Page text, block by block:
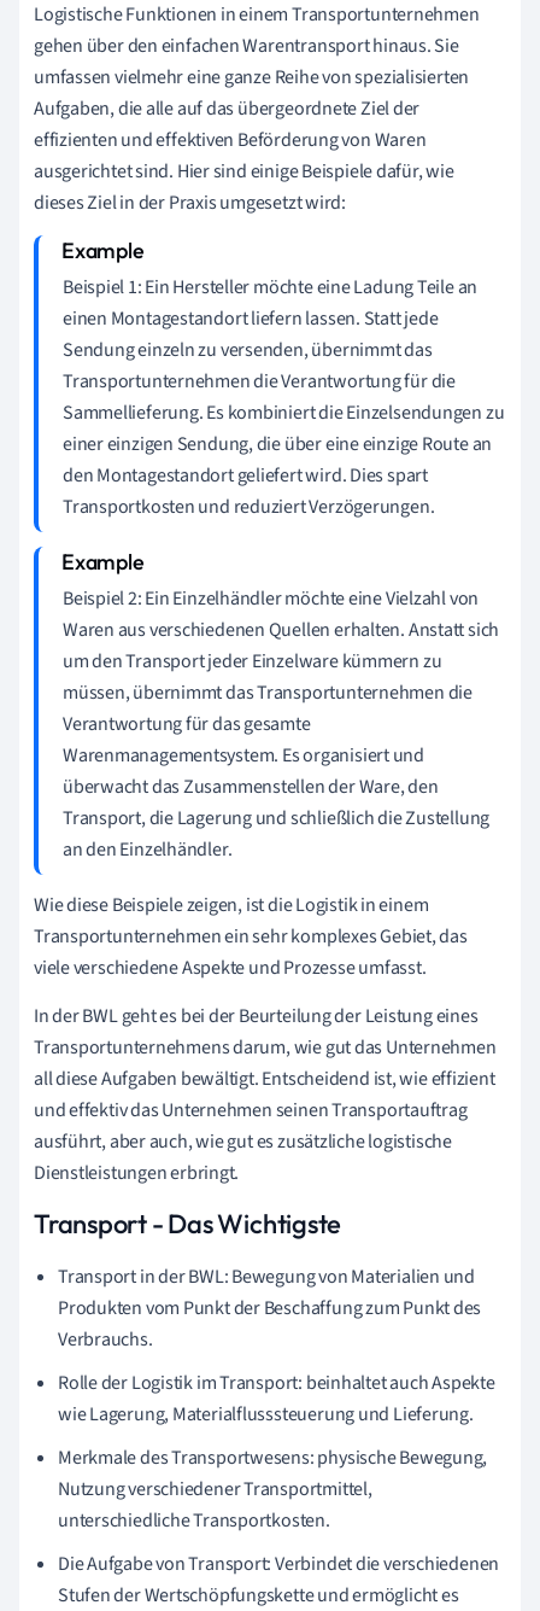
Logistische Funktionen in einem Transportunternehmen
gehen über den einfachen Warentransport hinaus. Sie
umfassen vielmehr eine ganze Reihe von spezialisierten
Aufgaben, die alle auf das übergeordnete Ziel der
effizienten und effektiven Beförderung von Waren
ausgerichtet sind. Hier sind einige Beispiele dafür, wie
dieses Ziel in der Praxis umgesetzt wird:
Beispiel 1: Ein Hersteller möchte eine Ladung Teile an
einen Montagestandort liefern lassen. Statt jede
Sendung einzeln zu versenden, übernimmt das
Transportunternehmen die Verantwortung für die
Sammellieferung. Es kombiniert die Einzelsendungen zu
einer einzigen Sendung, die über eine einzige Route an
den Montagestandort geliefert wird. Dies spart
Transportkosten und reduziert Verzögerungen.
Beispiel 2: Ein Einzelhändler möchte eine Vielzahl von
Waren aus verschiedenen Quellen erhalten. Anstatt sich
um den Transport jeder Einzelware kümmern zu
müssen, übernimmt das Transportunternehmen die
Verantwortung für das gesamte
Warenmanagementsystem. Es organisiert und
überwacht das Zusammenstellen der Ware, den
Transport, die Lagerung und schließlich die Zustellung
an den Einzelhändler.
Wie diese Beispiele zeigen, ist die Logistik in einem
Transportunternehmen ein sehr komplexes Gebiet, das
viele verschiedene Aspekte und Prozesse umfasst.
In der BWL geht es bei der Beurteilung der Leistung eines
Transportunternehmens darum, wie gut das Unternehmen
all diese Aufgaben bewältigt. Entscheidend ist, wie effizient
und effektiv das Unternehmen seinen Transportauftrag
ausführt, aber auch, wie gut es zusätzliche logistische
Dienstleistungen erbringt.
Transport - Das Wichtigste
Transport in der BWL: Bewegung von Materialien und
Produkten vom Punkt der Beschaffung zum Punkt des
Verbrauchs.
Rolle der Logistik im Transport: beinhaltet auch Aspekte
wie Lagerung, Materialflusssteuerung und Lieferung.
Merkmale des Transportwesens: physische Bewegung,
Nutzung verschiedener Transportmittel,
unterschiedliche Transportkosten.
Die Aufgabe von Transport: Verbindet die verschiedenen
Stufen der Wertschöpfungskette und ermöglicht es